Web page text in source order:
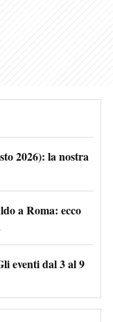
2026): la nostra
a Roma: ecco
eventi dal 3 al 9